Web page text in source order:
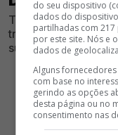
Treinador foi
treinador da equipa
suas origens no
do seu dispositivo
dados do
partilhadas com
por este site. Nós e
dados de
Alguns
com base no
gerindo as opções
desta página ou no
consentimento nas